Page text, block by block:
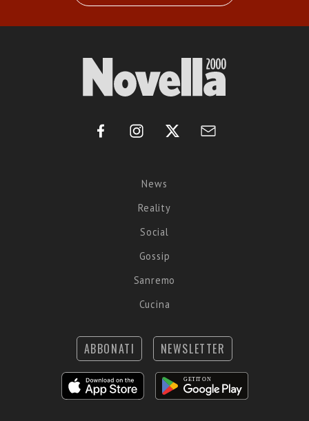
News
Reality
Social
Gossip
Sanremo
Cucina
ABBONATI NEWSLETTER